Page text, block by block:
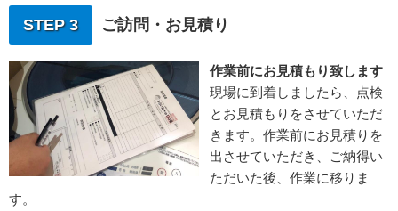
STEP 3 ご訪問・お見積り
作業前にお見積もり致します
現場に到着しましたら、点検
とお見積もりをさせていただ
きます。作業前にお見積りを
出させていただき、ご納得い
ただいた後、作業に移りま
す。